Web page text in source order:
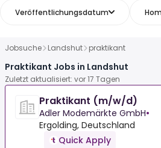
Veröffentlichungsdatum
Jobsuche Landshut praktikant
Praktikant Jobs in Landshut
Zuletzt aktualisiert: vor 17 Tagen
Praktikant (m/w/d)
Adler Modemärkte GmbH•
Ergolding, Deutschland
Quick Apply